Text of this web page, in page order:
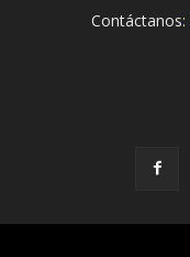
Contáctanos: